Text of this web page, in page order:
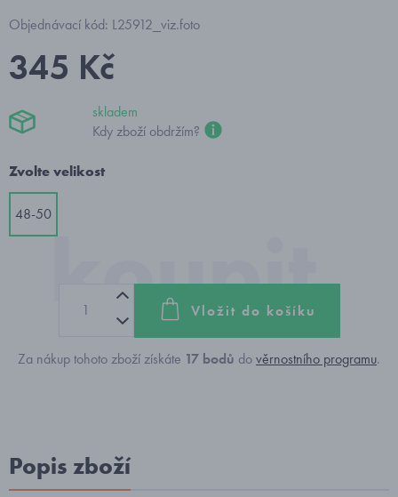
Objednávací kód: L25912_viz.foto
345 Kč
skladem
Kdy zboží obdržím?
Zvolte velikost
48-50
Vložit do košíku
Za nákup tohoto zboží získáte 17 bodů dověrnostního programu.
Popis zboží